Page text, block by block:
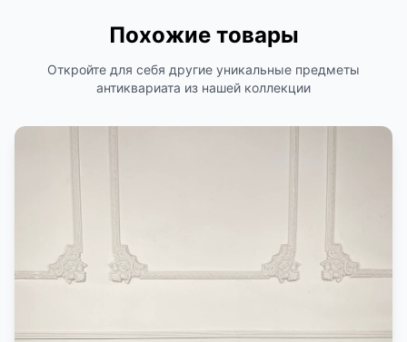
Похожие товары
Откройте для себя другие уникальные предметы
антиквариата из нашей коллекции